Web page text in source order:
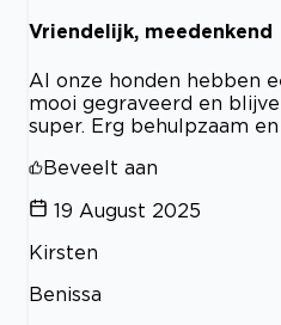
Vriendelijk, meedenkend
Al onze honden hebben
mooi gegraveerd en
super. Erg behulpzaam
Beveelt aan
19 August 2025
Kirsten
Benissa